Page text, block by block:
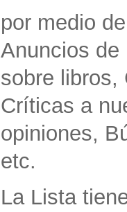
por medio
Anuncios de
sobre libros,
Críticas a
opiniones,
etc.
La Lista